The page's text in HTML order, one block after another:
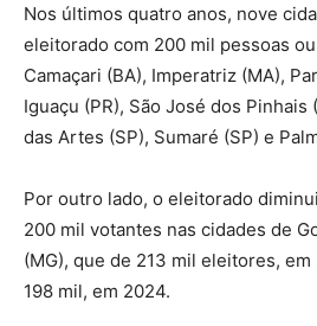
Nos últimos quatro anos, nove
eleitorado com 200 mil pessoas
Camaçari (BA), Imperatriz (MA),
Iguaçu (PR), São José dos Pinhais
das Artes (SP), Sumaré (SP) e
Por outro lado, o eleitorado
200 mil votantes nas cidades de
(MG), que de 213 mil eleitores,
198 mil, em 2024.